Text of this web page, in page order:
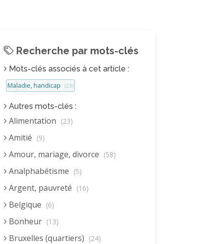
Recherche par mots-clés
Mots-clés associés à cet article :
Maladie, handicap (23)
Autres mots-clés :
Alimentation (23)
Amitié (9)
Amour, mariage, divorce (58)
Analphabétisme (5)
Argent, pauvreté (16)
Belgique (6)
Bonheur (13)
Bruxelles (quartiers) (24)